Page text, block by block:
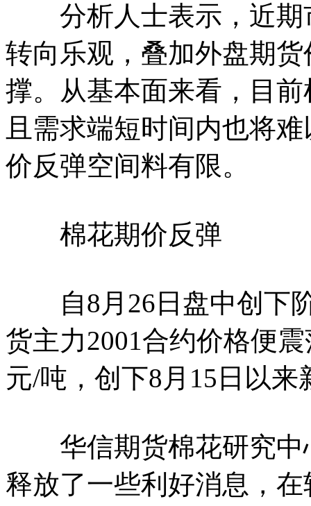
分析人士表示，近期
转向乐观，叠加外盘期
撑。从基本面来看，目
且需求端短时间内也将
价反弹空间料有限。
棉花期价反弹
自8月26日盘中创下阶
货主力2001合约价格便
元/吨，创下8月15日以
华信期货棉花研究中
释放了一些利好消息，